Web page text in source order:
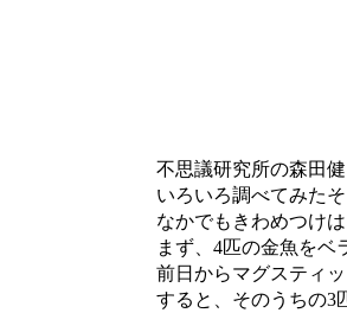
不思議研究所の森田健
いろいろ調べてみたそ
なかでもきわめつけは
まず、4匹の金魚をベラ
前日からマグスティッ
すると、そのうちの3匹